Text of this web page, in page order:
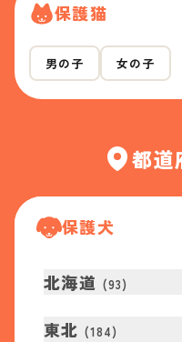
保護猫
男の子 女の子
都道
保護犬
北海道 (93)
東北 (184)